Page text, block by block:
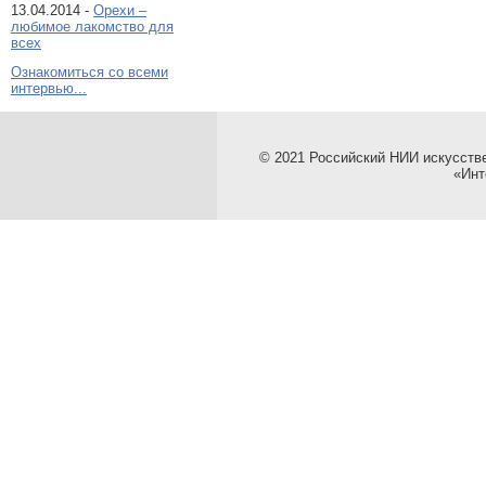
13.04.2014 - Орехи –
любимое лакомство для
всех
Ознакомиться со всеми
интервью...
© 2021 Российский НИИ